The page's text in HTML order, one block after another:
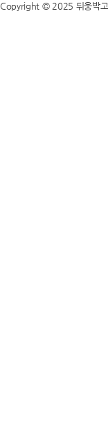
Copyright © 2025 뒤웅박